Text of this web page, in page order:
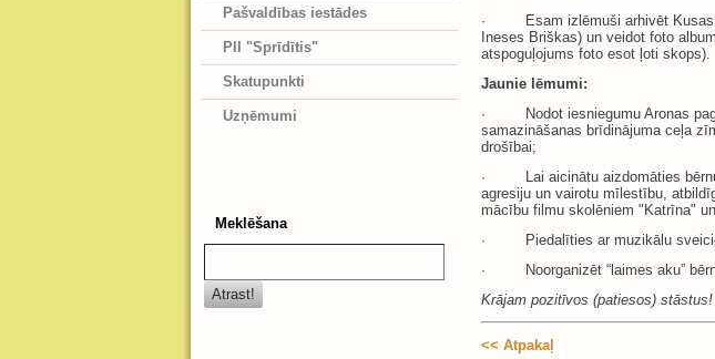
Pašvaldības iestādes
PII "Sprīdītis"
Skatupunkti
Uzņēmumi
Meklēšana
·
Esam izlēmuši arhivēt
Ineses Briškas) un veidot foto
atspoguļojums foto esot ļoti skops).
Jaunie lēmumi:
·
Nodot iesniegumu Aronas
samazināšanas brīdinājuma ceļa
drošībai;
·
Lai aicinātu aizdomāties
agresiju un vairotu mīlestību,
mācību filmu skolēniem "Katrīna"
·
Piedalīties ar muzikālu
·
Noorganizēt “laimes aku”
Krājam pozitīvos (patiesos) stāstus!
<< Atpakaļ